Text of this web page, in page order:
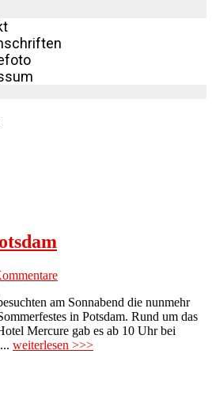
am Sonnabend die nunmehr
in Potsdam. Rund um das
Mercure gab es ab 10 Uhr bei
weiterlesen >>>